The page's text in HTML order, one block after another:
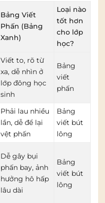
Bảng Viết
Phấn (Bảng
Xanh)
Loại nào
tốt hơn
cho lớp
học?
Viết to, rõ từ
xa, dễ nhìn ở
lớp đông học
sinh
Bảng
viết
phấn
Phải lau nhiều
lần, dễ để lại
vệt phấn
Bảng
viết bút
lông
Dễ gây bụi
phấn bay, ảnh
hưởng hô hấp
lâu dài
Bảng
viết bút
lông